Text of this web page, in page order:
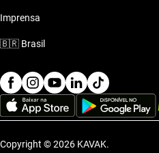
Imprensa
🇧🇷 Brasil
Copyright © 2026 KAVAK.